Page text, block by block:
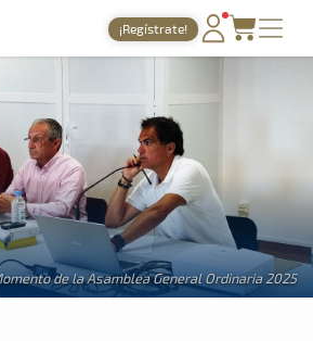
del motor desde 1999
¡Regístrate!
TIEMPOS ONLINE
NOTICIAS
AGENDA
GALERÍAS
TIENDA
de la Asamblea General Ordinaria 2025